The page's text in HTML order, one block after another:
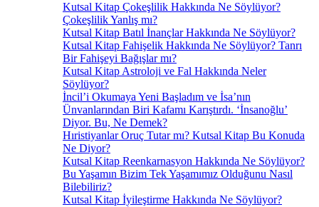
Kutsal Kitap Çokeşlilik Hakkında Ne Söylüyor?
Çokeşlilik Yanlış mı?
Kutsal Kitap Batıl İnançlar Hakkında Ne Söylüyor?
Kutsal Kitap Fahişelik Hakkında Ne Söylüyor? Tanrı
Bir Fahişeyi Bağışlar mı?
Kutsal Kitap Astroloji ve Fal Hakkında Neler
Söylüyor?
İncil’i Okumaya Yeni Başladım ve İsa’nın
Ünvanlarından Biri Kafamı Karıştırdı. ‘İnsanoğlu’
Diyor. Bu, Ne Demek?
Hıristiyanlar Oruç Tutar mı? Kutsal Kitap Bu Konuda
Ne Diyor?
Kutsal Kitap Reenkarnasyon Hakkında Ne Söylüyor?
Bu Yaşamın Bizim Tek Yaşamımız Olduğunu Nasıl
Bilebiliriz?
Kutsal Kitap İyileştirme Hakkında Ne Söylüyor?